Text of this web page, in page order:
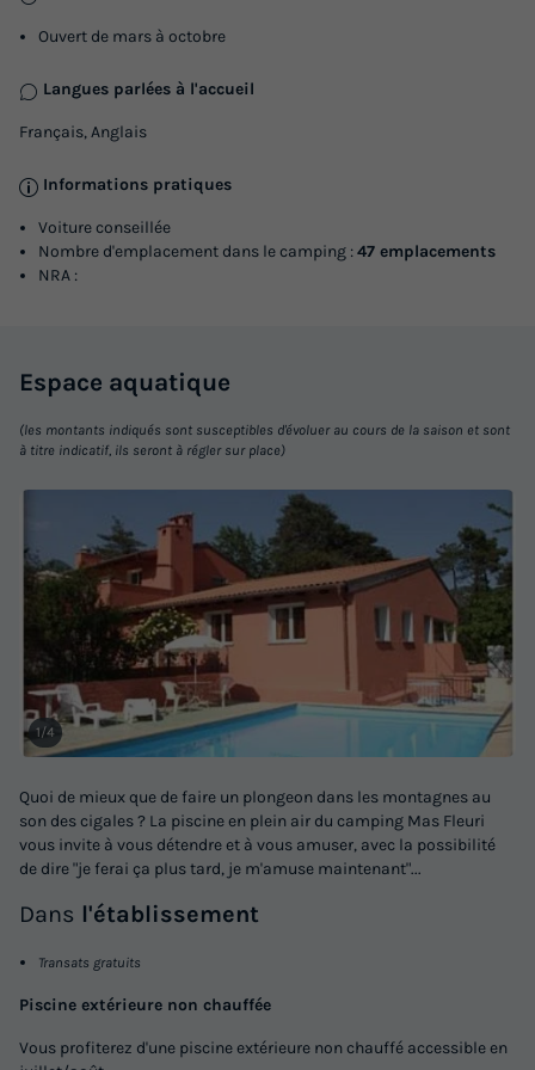
Adultes
6
Chambres
Modifier les dates
Voir les logements
MOBILHOME 6 personnes - Mobilhome
AZUR 33m² - 3 chambres -
Annulation gratuite Neuf
Surface
Ouvert de mars à octobre
Langues parlées à l'accueil
Français, Anglais
Informations pratiques
Voiture conseillée
Nombre d'emplacement dans le camping :47 emplacements
NRA :
Espace aquatique
(les montants indiqués sont susceptibles d'évoluer au cours de la saison et sont
à titre indicatif, ils seront à régler sur place)
1/4
Quoi de mieux que de faire un plongeon dans les montagnes au
son des cigales ? La piscine en plein air du camping Mas Fleuri
vous invite à vous détendre et à vous amuser, avec la possibilité
de dire "je ferai ça plus tard, je m'amuse maintenant"...
Dans l'établissement
Transats gratuits
Piscine extérieure non chauffée
Vous profiterez d'une piscine extérieure non chauffé accessible en